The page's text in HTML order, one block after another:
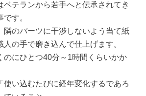
ベテランから若手へと伝承されてき
す。
隣のパーツに干渉しないよう当て紙
人の手で磨き込んで仕上げます。
のにひとつ40分～1時間くらいかか
使い込むたびに経年変化するであろ